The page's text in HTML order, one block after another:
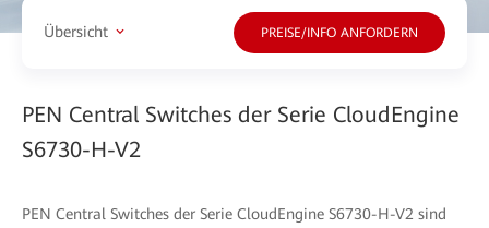
Übersicht PREISE/INFO ANFORDERN
PEN Central Switches der Serie CloudEngine
S6730-H-V2
PEN Central Switches der Serie CloudEngine S6730-H-V2 sind